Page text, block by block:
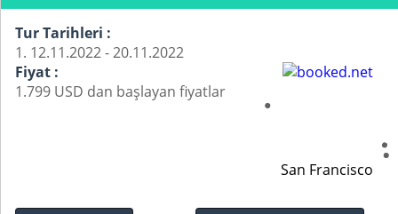
Tur Tarihleri :
1. 12.11.2022 - 20.11.2022
Fiyat :
1.799 USD dan başlayan fiyatlar
San Francisco